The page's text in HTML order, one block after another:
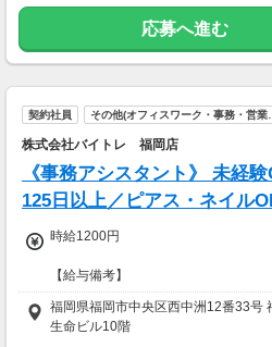
＋プチボーナス有（6か月の評価によ
※試用期間2か月は、月給200,000円
応募へ進む
契約社員 その他(オフィスワーク・事務・営業…
株式会社バイトレ 福岡店
《事務アシスタント》 未経
125日以上／ピアス・ネイル
時給1200円
【給与備考】
■交通費別途支給（規定内）
■残業代全額支給
■プチボーナスあり
福岡県福岡市中央区西中洲12番33号
生命ビル10階